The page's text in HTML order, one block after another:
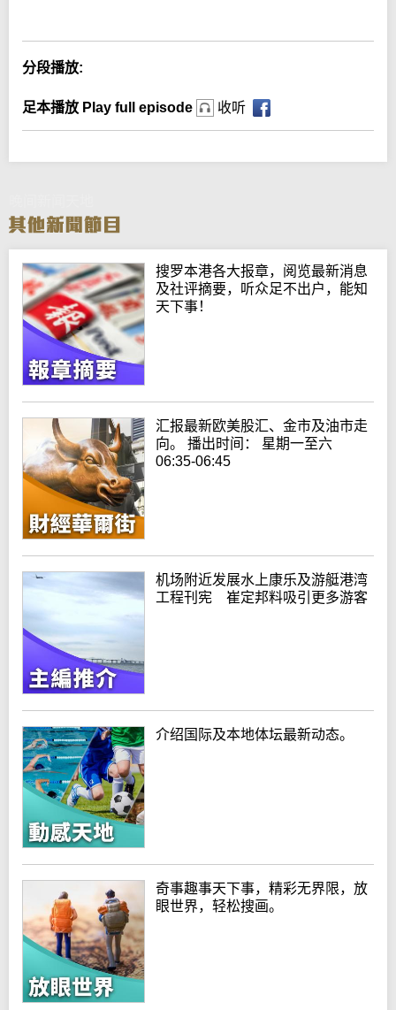
分段播放:
足本播放 Play full episode 收听
搜罗本港各大报章，阅览最新消息
及社评摘要，听众足不出户，能知
天下事！
汇报最新欧美股汇、金市及油市走
向。 播出时间： 星期一至六
06:35-06:45
机场附近发展水上康乐及游艇港湾
工程刊宪 崔定邦料吸引更多游客
介绍国际及本地体坛最新动态。
奇事趣事天下事，精彩无界限，放
眼世界，轻松搜画。